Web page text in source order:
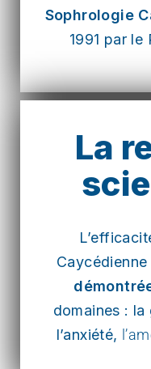
Sophrologie
1991 par
La
domaines :
l’anxiété,